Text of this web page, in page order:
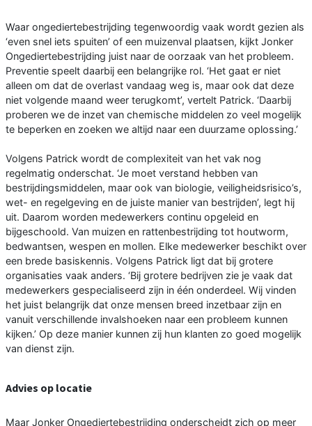
Waar ongediertebestrijding tegenwoordig vaak wordt gezien als
‘even snel iets spuiten’ of een muizenval plaatsen, kijkt Jonker
Ongediertebestrijding juist naar de oorzaak van het probleem.
Preventie speelt daarbij een belangrijke rol. ‘Het gaat er niet
alleen om dat de overlast vandaag weg is, maar ook dat deze
niet volgende maand weer terugkomt’, vertelt Patrick. ‘Daarbij
proberen we de inzet van chemische middelen zo veel mogelijk
te beperken en zoeken we altijd naar een duurzame oplossing.’
Volgens Patrick wordt de complexiteit van het vak nog
regelmatig onderschat. ‘Je moet verstand hebben van
bestrijdingsmiddelen, maar ook van biologie, veiligheidsrisico’s,
wet- en regelgeving en de juiste manier van bestrijden’, legt hij
uit. Daarom worden medewerkers continu opgeleid en
bijgeschoold. Van muizen en rattenbestrijding tot houtworm,
bedwantsen, wespen en mollen. Elke medewerker beschikt over
een brede basiskennis. Volgens Patrick ligt dat bij grotere
organisaties vaak anders. ‘Bij grotere bedrijven zie je vaak dat
medewerkers gespecialiseerd zijn in één onderdeel. Wij vinden
het juist belangrijk dat onze mensen breed inzetbaar zijn en
vanuit verschillende invalshoeken naar een probleem kunnen
kijken.’ Op deze manier kunnen zij hun klanten zo goed mogelijk
van dienst zijn.
Advies op locatie
Maar Jonker Ongediertebestrijding onderscheidt zich op meer